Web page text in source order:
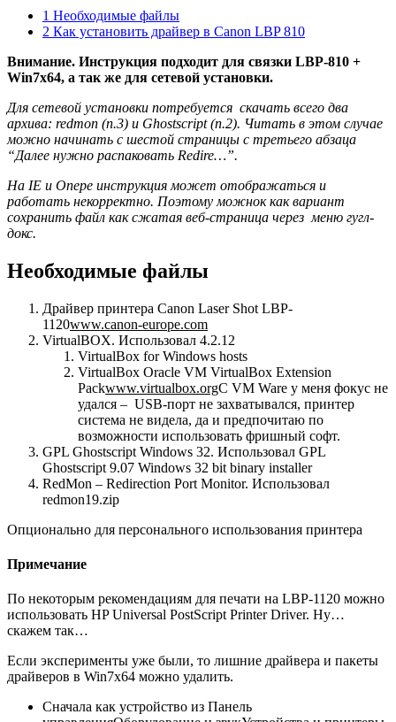
1 Необходимые файлы
2 Как установить драйвер в Canon LBP 810
Внимание. Инструкция подходит для связки LBP-810 +
Win7x64, а так же для сетевой установки.
Для сетевой установки потребуется скачать всего два
архива: redmon (п.3) и Ghostscript (п.2). Читать в этом случае
можно начинать с шестой страницы с третьего абзаца
“Далее нужно распаковать Redire…”.
На IE и Опере инструкция может отображаться и
работать некорректно. Поэтому можнок как вариант
сохранить файл как сжатая веб-страница через меню гугл-
докс.
Необходимые файлы
Драйвер принтера Canon Laser Shot LBP-
1120www.canon-europe.com
VirtualBOX. Использовал 4.2.12
VirtualBox for Windows hosts
VirtualBox Oracle VM VirtualBox Extension
Packwww.virtualbox.orgС VM Ware у меня фокус не
удался – USB-порт не захватывался, принтер
система не видела, да и предпочитаю по
возможности использовать фришный софт.
GPL Ghostscript Windows 32. Использовал GPL
Ghostscript 9.07 Windows 32 bit binary installer
RedMon – Redirection Port Monitor. Использовал
redmon19.zip
Опционально для персонального использования принтера
Примечание
По некоторым рекомендациям для печати на LBP-1120 можно
использовать HP Universal PostScript Printer Driver. Ну…
скажем так…
Если эксперименты уже были, то лишние драйвера и пакеты
драйверов в Win7x64 можно удалить.
Сначала как устройство из Панель